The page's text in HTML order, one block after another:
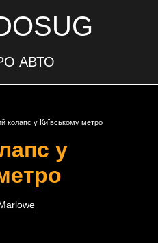
АВТО
колапс у Київському метро
у